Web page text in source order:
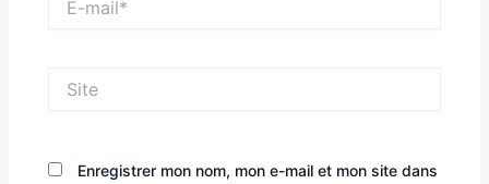
mail*
Enregistrer mon nom, mon e-mail et mon site dans